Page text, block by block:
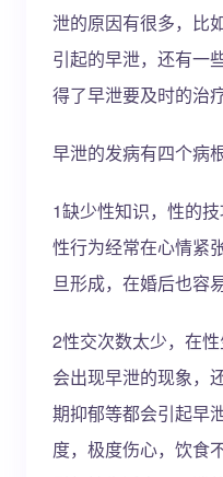
泄的原因有很多，比
引起的早泄，还有一
得了早泄要及时的治疗
早泄的发病有四个病
1缺少性知识，性的
性行为经常在心情紧
旦形成，在婚后也容
2性交次数太少，在
会出现早泄的现象，
期抑郁等都会引起早
度，极度伤心，饮食